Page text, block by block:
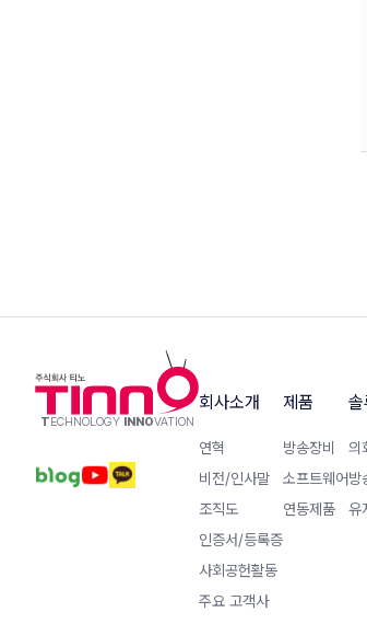
T ECHNOLOGY INNOVATION
회사소개
연혁
비전/인사말
조직도
인증서/등록증
사회공헌활동
주요 고객사
제품
방송장비
소프트웨어
연동제품
솔
의
방
유